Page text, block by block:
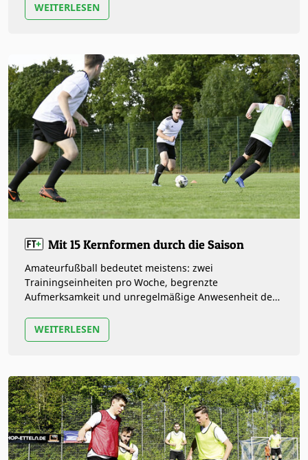
WEITERLESEN
Mit 15 Kernformen durch die Saison
Amateurfußball bedeutet meistens: zwei
Trainingseinheiten pro Woche, begrenzte
Aufmerksamkeit und unregelmäßige Anwesenheit der
WEITERLESEN